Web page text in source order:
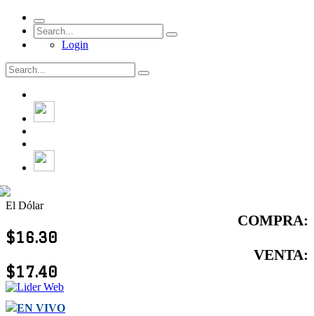
Login
El Dólar
COMPRA:
$16.30
VENTA:
$17.40
EN VIVO